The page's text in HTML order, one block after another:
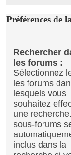
Préférences de
Rechercher
les forums :
Sélectionnez
les forums
lesquels vous
souhaitez
une
sous-forums
inclus dans la